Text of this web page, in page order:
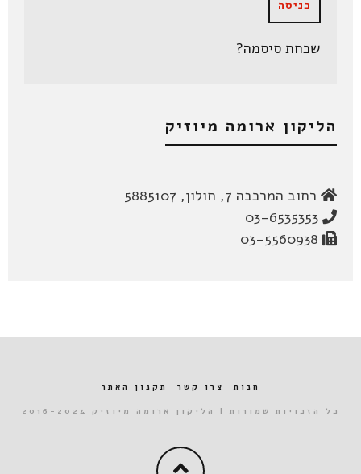
שכחת סיסמה?
הליקון ארומה מיוזיק
רחוב המרכבה 7, חולון, 5885107
חנות צרו קשר תקנון האתר
כל הזכויות שמורות | הליקון ארומה מיוזיק 2016-2024